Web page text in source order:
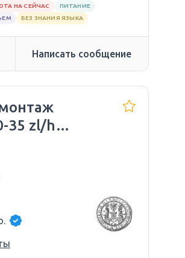
НА СЕЙЧАС
ПИТАНИЕ
БЕЗ ЗНАНИЯ ЯЗЫКА
Написать сообщение
35 zl/h